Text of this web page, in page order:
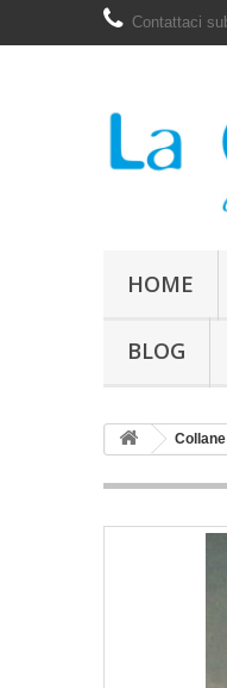
Contattaci
HOME
BLOG
Collane